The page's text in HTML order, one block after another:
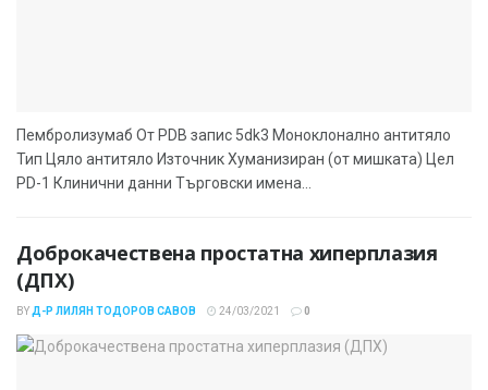
Пембролизумаб От PDB запис 5dk3 Моноклонално антитяло
Тип Цяло антитяло Източник Хуманизиран (от мишката) Цел
PD-1 Клинични данни Търговски имена...
Доброкачествена простатна хиперплазия
(ДПХ)
BY Д-Р ЛИЛЯН ТОДОРОВ САВОВ 24/03/2021 0